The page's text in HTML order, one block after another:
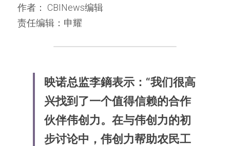
作者： CBINews编辑
责任编辑：申耀
映诺总监李鏑表示：“我们很高
兴找到了一个值得信赖的合作
伙伴伟创力。在与伟创力的初
步讨论中，伟创力帮助农民工